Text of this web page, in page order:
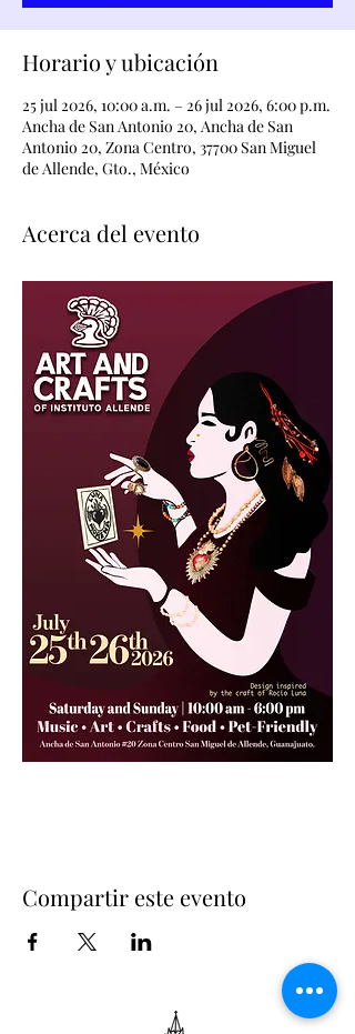
Horario y ubicación
25 jul 2026, 10:00 a.m. – 26 jul 2026, 6:00 p.m.
Ancha de San Antonio 20, Ancha de San
Antonio 20, Zona Centro, 37700 San Miguel
de Allende, Gto., México
Acerca del evento
Compartir este evento